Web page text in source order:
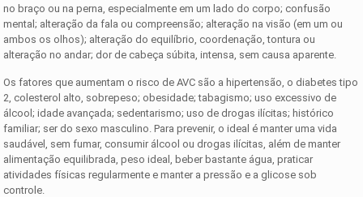
no braço ou na perna, especialmente em um lado do corpo; confusão
mental; alteração da fala ou compreensão; alteração na visão (em um ou
ambos os olhos); alteração do equilíbrio, coordenação, tontura ou
alteração no andar; dor de cabeça súbita, intensa, sem causa aparente.
Os fatores que aumentam o risco de AVC são a hipertensão, o diabetes tipo
2, colesterol alto, sobrepeso; obesidade; tabagismo; uso excessivo de
álcool; idade avançada; sedentarismo; uso de drogas ilícitas; histórico
familiar; ser do sexo masculino. Para prevenir, o ideal é manter uma vida
saudável, sem fumar, consumir álcool ou drogas ilícitas, além de manter
alimentação equilibrada, peso ideal, beber bastante água, praticar
atividades físicas regularmente e manter a pressão e a glicose sob
controle.